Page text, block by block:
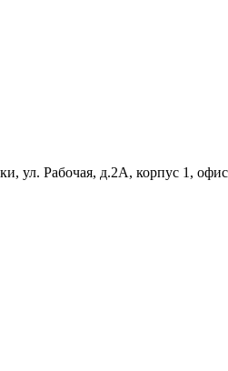
ул. Рабочая, д.2А, корпус 1,